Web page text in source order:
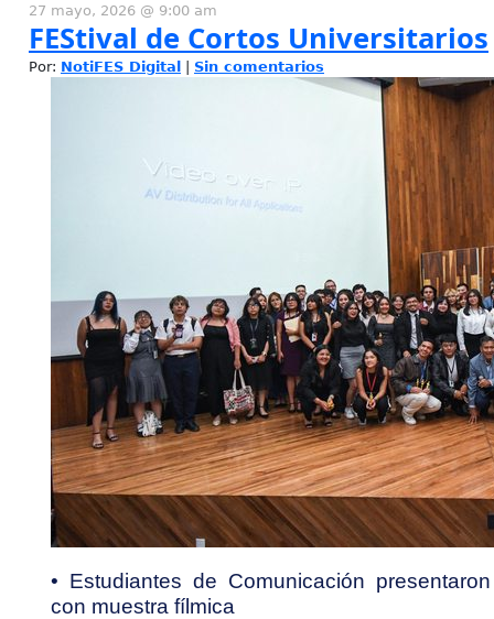
27 mayo, 2026 @ 9:00 am
FEStival de Cortos Universitarios
Por: NotiFES Digital Sin comentarios
• Estudiantes de Comunicación
con muestra fílmica